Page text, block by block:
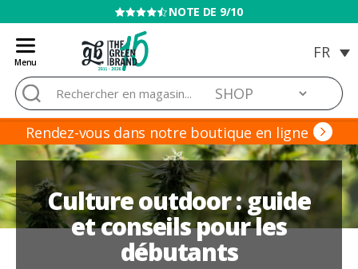
VENTE INTERDITE AUX MINEURS
Menu
Blog
de
Grow
Barato
Rechercher :
Rendez-vous dans notre boutique en ligne
Culture outdoor : guide
et conseils pour les
débutants